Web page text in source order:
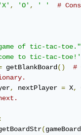
'X' , 'O' , ' '
#
of tic-tac-
to tic-tac-toe!'
getBlankBoard ()
#
, nextPlayer = X,
:
(gameBoard